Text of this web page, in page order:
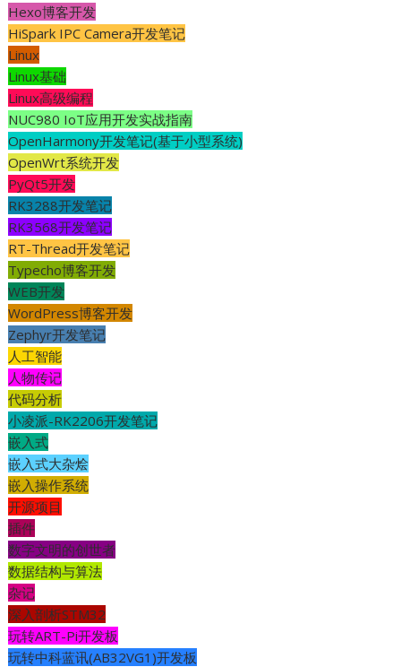
Hexo博客开发
HiSpark IPC Camera开发笔记
Linux
Linux基础
Linux高级编程
NUC980 IoT应用开发实战指南
OpenHarmony开发笔记(基于小型系统)
OpenWrt系统开发
PyQt5开发
RK3288开发笔记
RK3568开发笔记
RT-Thread开发笔记
Typecho博客开发
WEB开发
WordPress博客开发
Zephyr开发笔记
人工智能
人物传记
代码分析
小凌派-RK2206开发笔记
嵌入式
嵌入式大杂烩
嵌入操作系统
开源项目
插件
数字文明的创世者
数据结构与算法
杂记
深入剖析STM32
玩转ART-Pi开发板
玩转中科蓝讯(AB32VG1)开发板